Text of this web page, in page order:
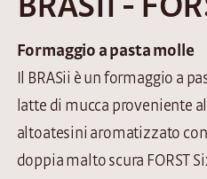
Formaggio a pasta molle
Il BRASii è un formaggio a
latte di mucca proveniente
altoatesini aromatizzato
doppia malto scura FORST